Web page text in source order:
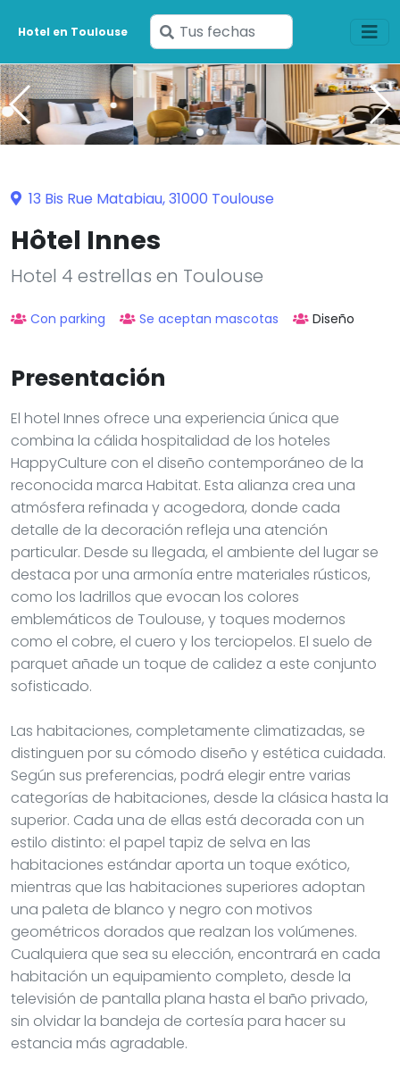
Hotel en Toulouse
Ingresa
tus
fechas
13 Bis Rue Matabiau, 31000 Toulouse
Hôtel Innes
Hotel 4 estrellas en Toulouse
Con parking Se aceptan mascotas Diseño
Presentación
El hotel Innes ofrece una experiencia única que
combina la cálida hospitalidad de los hoteles
HappyCulture con el diseño contemporáneo de la
reconocida marca Habitat. Esta alianza crea una
atmósfera refinada y acogedora, donde cada
detalle de la decoración refleja una atención
particular. Desde su llegada, el ambiente del lugar se
destaca por una armonía entre materiales rústicos,
como los ladrillos que evocan los colores
emblemáticos de Toulouse, y toques modernos
como el cobre, el cuero y los terciopelos. El suelo de
parquet añade un toque de calidez a este conjunto
sofisticado.
Las habitaciones, completamente climatizadas, se
distinguen por su cómodo diseño y estética cuidada.
Según sus preferencias, podrá elegir entre varias
categorías de habitaciones, desde la clásica hasta la
superior. Cada una de ellas está decorada con un
estilo distinto: el papel tapiz de selva en las
habitaciones estándar aporta un toque exótico,
mientras que las habitaciones superiores adoptan
una paleta de blanco y negro con motivos
geométricos dorados que realzan los volúmenes.
Cualquiera que sea su elección, encontrará en cada
habitación un equipamiento completo, desde la
televisión de pantalla plana hasta el baño privado,
sin olvidar la bandeja de cortesía para hacer su
estancia más agradable.